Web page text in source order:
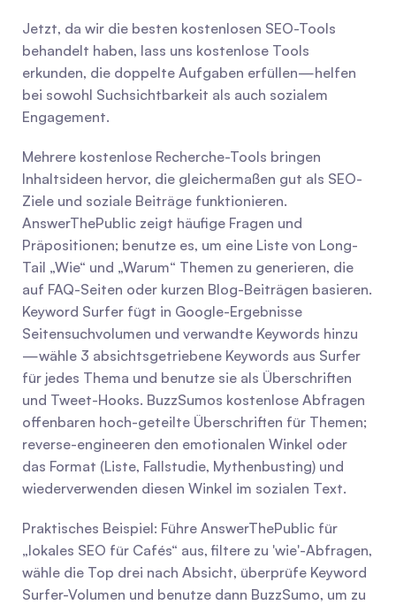
Jetzt, da wir die besten kostenlosen SEO-Tools
behandelt haben, lass uns kostenlose Tools
erkunden, die doppelte Aufgaben erfüllen—helfen
bei sowohl Suchsichtbarkeit als auch sozialem
Engagement.
Mehrere kostenlose Recherche-Tools bringen
Inhaltsideen hervor, die gleichermaßen gut als SEO-
Ziele und soziale Beiträge funktionieren.
AnswerThePublic zeigt häufige Fragen und
Präpositionen; benutze es, um eine Liste von Long-
Tail „Wie“ und „Warum“ Themen zu generieren, die
auf FAQ-Seiten oder kurzen Blog-Beiträgen basieren.
Keyword Surfer fügt in Google-Ergebnisse
Seitensuchvolumen und verwandte Keywords hinzu
—wähle 3 absichtsgetriebene Keywords aus Surfer
für jedes Thema und benutze sie als Überschriften
und Tweet-Hooks. BuzzSumos kostenlose Abfragen
offenbaren hoch-geteilte Überschriften für Themen;
reverse-engineeren den emotionalen Winkel oder
das Format (Liste, Fallstudie, Mythenbusting) und
wiederverwenden diesen Winkel im sozialen Text.
Praktisches Beispiel: Führe AnswerThePublic für
„lokales SEO für Cafés“ aus, filtere zu 'wie'-Abfragen,
wähle die Top drei nach Absicht, überprüfe Keyword
Surfer-Volumen und benutze dann BuzzSumo, um zu